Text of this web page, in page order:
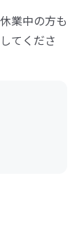
業中の方も
てくださ